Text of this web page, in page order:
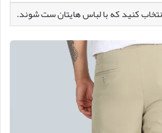
کنید که با لباس هایتان ست شوند.